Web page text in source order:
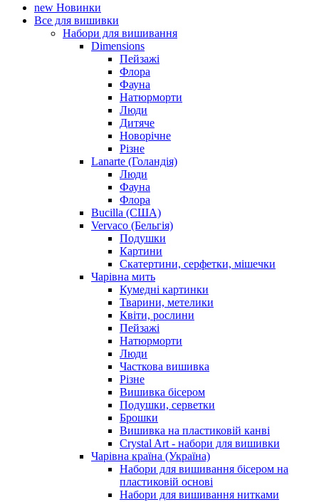
new Новинки
Все для вишивки
Набори для вишивання
Dimensions
Пейзажі
Флора
Фауна
Натюрморти
Люди
Дитяче
Новорічне
Різне
Lanarte (Голандія)
Люди
Фауна
Флора
Bucilla (США)
Vervaco (Бельгія)
Подушки
Картини
Скатертини, серфетки, мішечки
Чарiвна мить
Кумедні картинки
Тварини, метелики
Квіти, рослини
Пейзажі
Натюрморти
Люди
Часткова вишивка
Різне
Вишивка бісером
Подушки, серветки
Брошки
Вишивка на пластиковій канві
Crystal Art - набори для вишивки
Чарівна країна (Україна)
Набори для вишивання бісером на
пластиковій основі
Набори для вишивання нитками